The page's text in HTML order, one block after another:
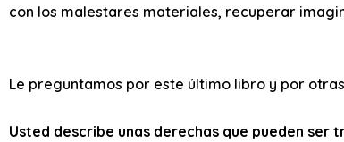
con los malestares materiales, recuperar
Le preguntamos por este último libro y por
Usted describe unas derechas que pueden